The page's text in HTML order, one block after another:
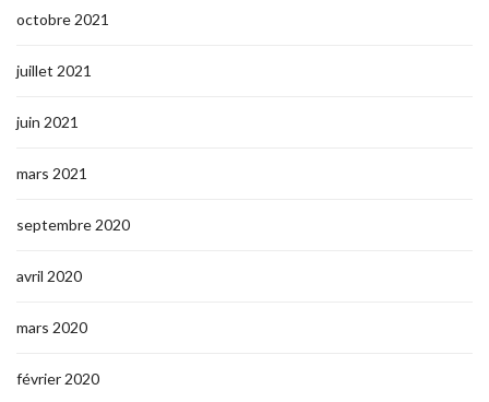
octobre 2021
juillet 2021
juin 2021
mars 2021
septembre 2020
avril 2020
mars 2020
février 2020